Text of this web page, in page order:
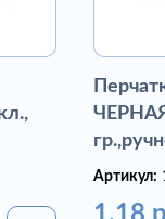
ЧЕРНАЯ
Артикул: